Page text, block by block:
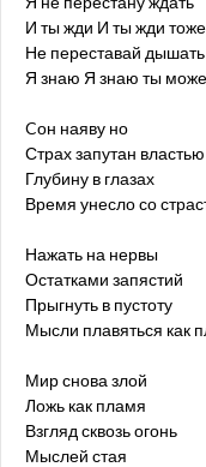
И ты жди И ты жди тоже
Не переставай дышать
Я знаю Я знаю ты
Cон наяву но
Страх запутан властью
Глубину в глазах
Время унесло со
Нажать на нервы
Остатками запястий
Прыгнуть в пустоту
Мысли плавяться как
Мир снова злой
Ложь как пламя
Взгляд сквозь огонь
Мыслей стая